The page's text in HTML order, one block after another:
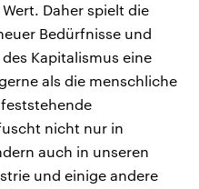
Daher spielt die
Bedürfnisse und
Kapitalismus eine
als die menschliche
nicht nur in
auch in unseren
und einige andere